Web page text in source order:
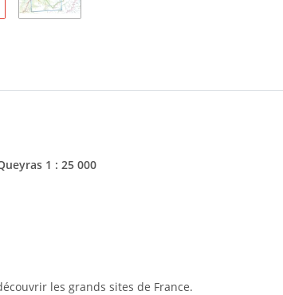
1 : 25 000
les grands sites de France.